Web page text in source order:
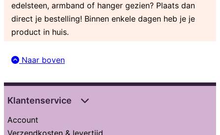
edelsteen, armband of hanger gezien? Plaats dan
direct je bestelling! Binnen enkele dagen heb je je
product in huis.
Naar boven
Klantenservice
Account
Verzendkosten & levertijd